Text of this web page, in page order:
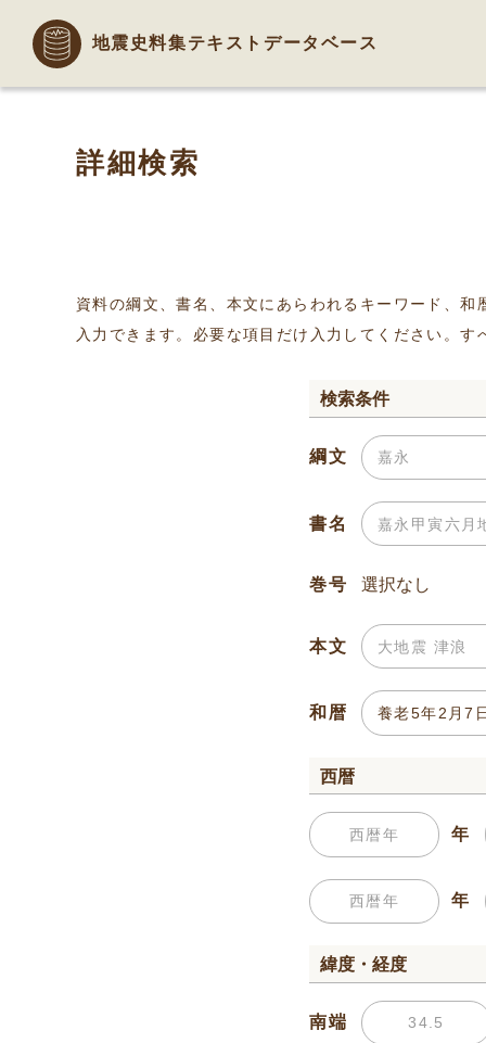
地震史料集テキストデータベース
詳細検索
資料の綱文、書名、本文にあらわれるキーワード、
入力できます。必要な項目だけ入力してください。
検索条件
綱文
書名
巻号
本文
和暦
西暦
年
年
緯度・経度
南端